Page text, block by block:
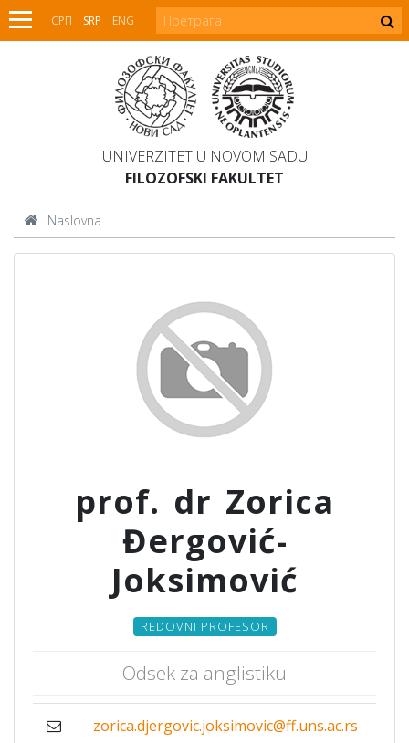
СРП SRP ENG
UNIVERZITET U NOVOM SADU
FILOZOFSKI FAKULTET
Naslovna
prof. dr Zorica
Đergović-
Joksimović
REDOVNI PROFESOR
Odsek za anglistiku
zorica.djergovic.joksimovic@ff.uns.ac.rs